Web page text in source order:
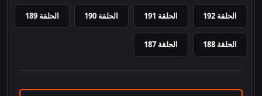
الحلقة 192 الحلقة 191 الحلقة 190 الحلقة 189
الحلقة 188 الحلقة 187